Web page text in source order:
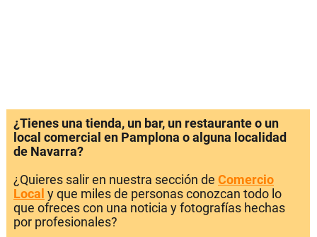
¿Tienes una tienda, un bar, un restaurante o un
local comercial en Pamplona o alguna localidad
de Navarra?
¿Quieres salir en nuestra sección de Comercio
Local y que miles de personas conozcan todo lo
que ofreces con una noticia y fotografías hechas
por profesionales?